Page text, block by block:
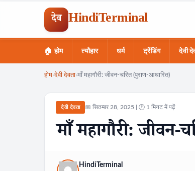
देव HindiTerminal
🏠 होम त्यौहार धर्म ट्रेंडिंग देवी
होम›देवी देवता›माँ महागौरी: जीवन-चरित (पुराण-आधारित)
देवी देवता 📅 सितम्बर 28, 2025 | 🕐 1 मिनट में पढ़ें
माँ महागौरी:
HindiTerminal